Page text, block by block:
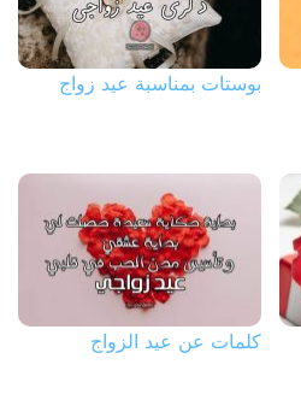
بوستات بمناسبة عيد زواج
كلمات عن عيد الزواج